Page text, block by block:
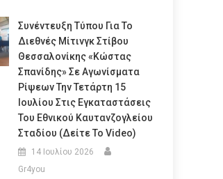
Συνέντευξη Τύπου Για Το
Διεθνές Μίτινγκ Στίβου
Θεσσαλονίκης «Κώστας
Σπανίδης» Σε Αγωνίσματα
Ρίψεων Την Τετάρτη 15
Ιουλίου Στις Εγκαταστάσεις
Του Εθνικού Καυτανζογλείου
Σταδίου (Δείτε Το Video)
14 Ιουλίου 2026
Gr4you